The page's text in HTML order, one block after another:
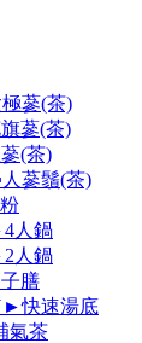
蔘(茶)
蔘(茶)
(茶)
蔘鬚(茶)
人鍋
人鍋
膳
快速湯底
氣茶